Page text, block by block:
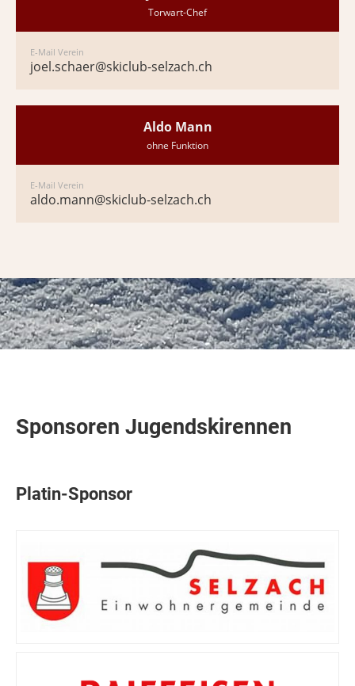
Torwart-Chef
E-Mail Verein
joel.schaer@skiclub-selzach.ch
Aldo Mann
ohne Funktion
E-Mail Verein
aldo.mann@skiclub-selzach.ch
Sponsoren Jugendskirennen
Platin-Sponsor